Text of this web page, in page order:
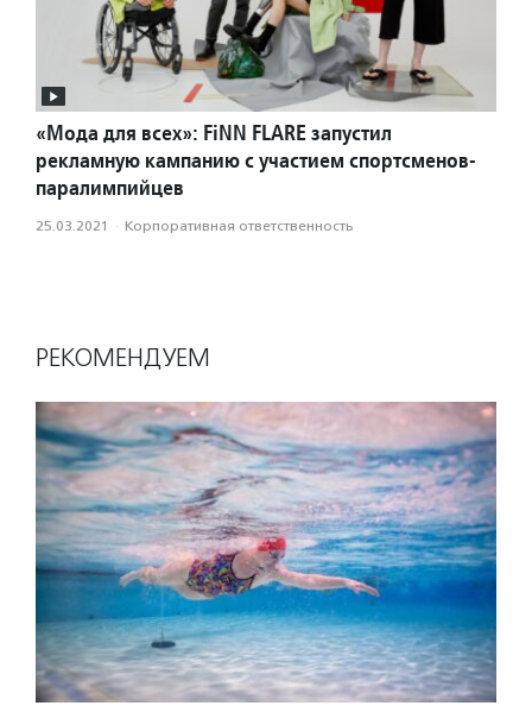
«Мода для всех»: FiNN FLARE запустил
рекламную кампанию с участием спортсменов-
паралимпийцев
25.03.2021 · Корпоративная ответственность
РЕКОМЕНДУЕМ